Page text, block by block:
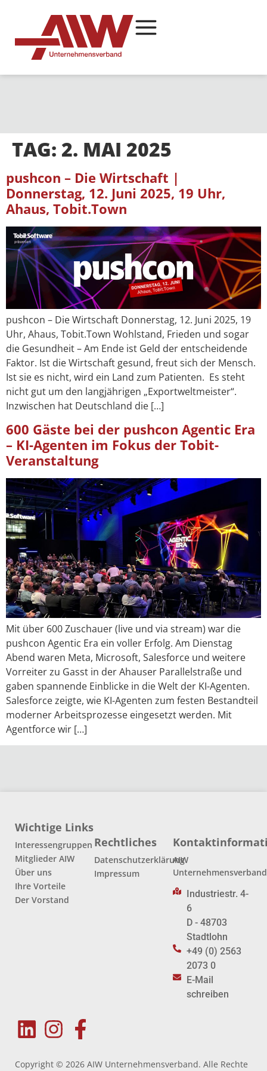
TAG: 2. MAI 2025
pushcon – Die Wirtschaft |
Donnerstag, 12. Juni 2025, 19 Uhr,
Ahaus, Tobit.Town
pushcon – Die Wirtschaft Donnerstag, 12. Juni 2025, 19
Uhr, Ahaus, Tobit.Town Wohlstand, Frieden und sogar
die Gesundheit – Am Ende ist Geld der entscheidende
Faktor. Ist die Wirtschaft gesund, freut sich der Mensch.
Ist sie es nicht, wird ein Land zum Patienten. Es steht
nicht gut um den langjährigen „Exportweltmeister“.
Inzwischen hat Deutschland die […]
600 Gäste bei der pushcon Agentic Era
– KI-Agenten im Fokus der Tobit-
Veranstaltung
Mit über 600 Zuschauer (live und via stream) war die
pushcon Agentic Era ein voller Erfolg. Am Dienstag
Abend waren Meta, Microsoft, Salesforce und weitere
Vorreiter zu Gasst in der Ahauser Parallelstraße und
gaben spannende Einblicke in die Welt der KI-Agenten.
Salesforce zeigte, wie KI-Agenten zum festen Bestandteil
moderner Arbeitsprozesse eingesetzt werden. Mit
Agentforce wir […]
Wichtige Links
Interessengruppen
Mitglieder AIW
Über uns
Ihre Vorteile
Der Vorstand
Rechtliches
Datenschutzerklärung
Impressum
AIW
Unternehmensverband
Industriestr. 4-
6
D - 48703
Stadtlohn
+49 (0) 2563
2073 0
E-Mail
schreiben
Copyright © 2026 AIW Unternehmensverband. Alle Rechte